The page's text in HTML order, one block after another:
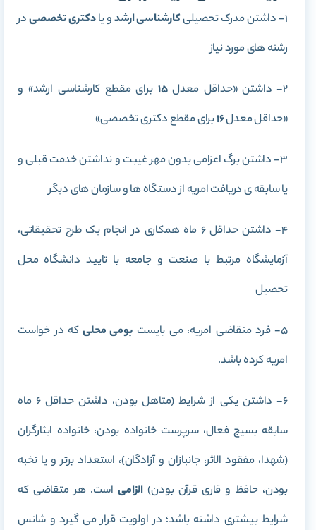
1- داشتن مدرک تحصیلی کارشناسی ارشدو یادکتری تخصصیدر
رشته های مورد نیاز
2- داشتن «حداقل معدل 15 برای مقطع کارشناسی ارشد» و
«حداقل معدل16برای مقطع دکتری تخصصی»
3- داشتن برگ اعزامی بدون مهر غیبت و نداشتن خدمت قبلی و
یا سابقه ی دریافت امریه از دستگاه ها و سازمان های دیگر
4- داشتن حداقل 6 ماه همکاری در انجام یک طرح تحقیقاتی،
آزمایشگاه مرتبط با صنعت و جامعه با تایید دانشگاه محل
تحصیل
5- فرد متقاضی امریه، می بایست بومی محلیکه در خواست
امریه کرده باشد.
6- داشتن یکی از شرایط (متاهل بودن، داشتن حداقل 6 ماه
سابقه بسیج فعال، سرپرست خانواده بودن، خانواده ایثارگران
(شهدا، مفقود الاثر، جانبازان و آزادگان)، استعداد برتر و یا نخبه
بودن، حافظ و قاری قرآن بودن) الزامیاست. هر متقاضی که
شرایط بیشتری داشته باشد؛ در اولویت قرار می گیرد و شانس